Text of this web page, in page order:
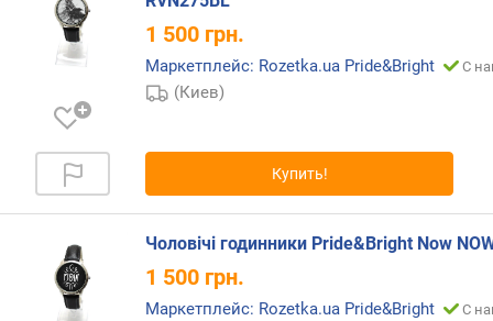
к
д
о
о
г
и
о
д
о
1 500 грн.
Маркетплейс: Rozetka.ua Pride&Bright С
(Киев)
Купить!
Чоловічі годинники Pride&Bright Now
1 500 грн.
Маркетплейс: Rozetka.ua Pride&Bright С